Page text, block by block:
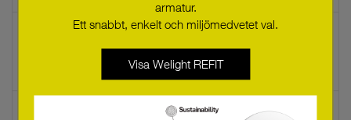
Accu - NiCd 3B 55
89800384
Accu-NiCd 5C 55 stick by stick 2+3
armatur.
Ett snabbt, enkelt och miljömedvetet val.
Visa Welight REFIT